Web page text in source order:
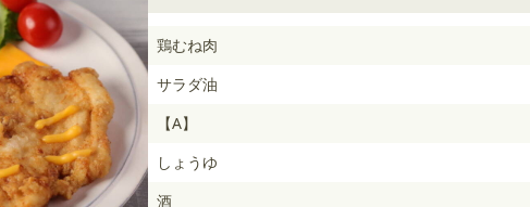
鶏むね肉
サラダ油
【A】
しょうゆ
酒